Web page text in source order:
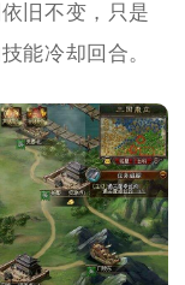
旧不变，只是
能冷却回合。